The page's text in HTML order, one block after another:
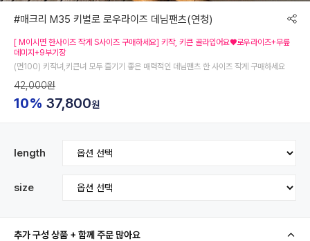
#매크리 M35 키별로 로우라이즈 데님팬츠(연청)
[ M이시면 한사이즈 작게 S사이즈 구매하세요] 키작, 키큰 골라입어요♥로우라이즈+무릎
데미지+9부기장
(면100) 키작녀,키큰녀 모두 즐기기 좋은 매력적인 데님팬츠 한 사이즈 작게 구매하세요
42,000원
10% 37,800원
length
size
추가 구성 상품 + 함께 주문 많아요